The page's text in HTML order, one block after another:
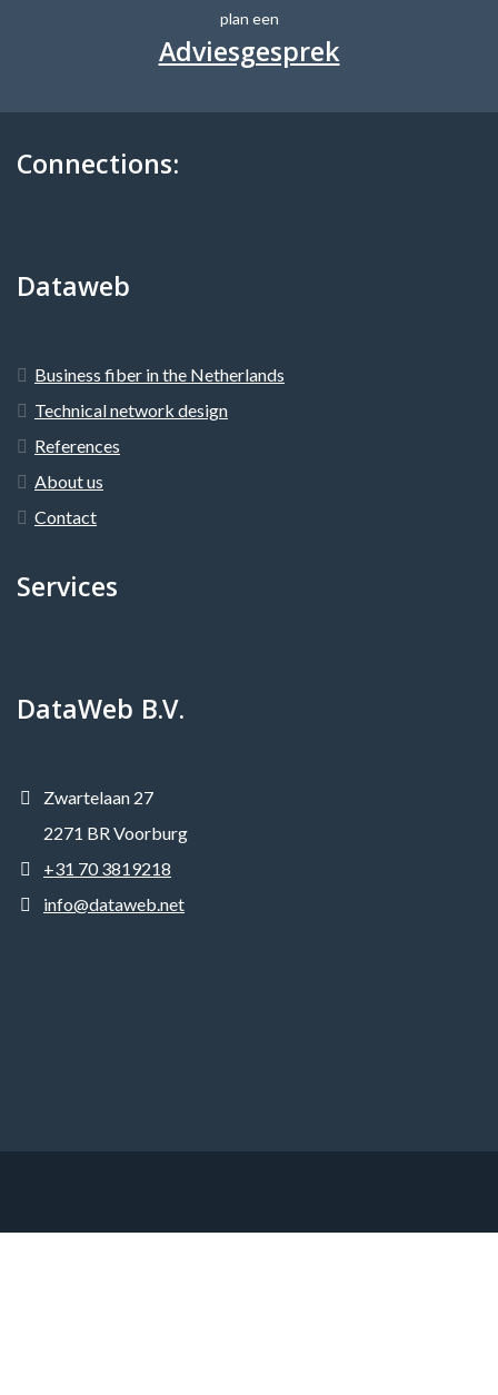
plan een
Adviesgesprek
Connections:
Dataweb
Business fiber in the Netherlands
Technical network design
References
About us
Contact
Services
DataWeb B.V.
Zwartelaan 27
2271 BR Voorburg
+31 70 3819218
info@dataweb.net